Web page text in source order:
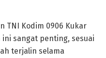
TNI Kodim 0906 Kukar
sangat penting, sesuai
terjalin selama